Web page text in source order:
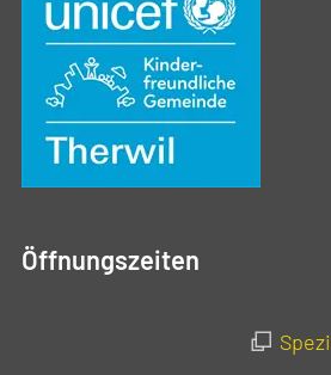
Öffnungszeiten